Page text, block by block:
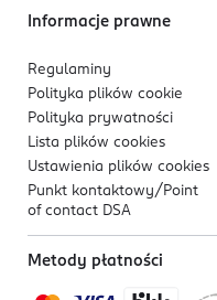
Informacje prawne
Regulaminy
Polityka plików cookie
Polityka prywatności
Lista plików cookies
Ustawienia plików cookies
Punkt kontaktowy/ Point
of contact DSA
Metody płatności